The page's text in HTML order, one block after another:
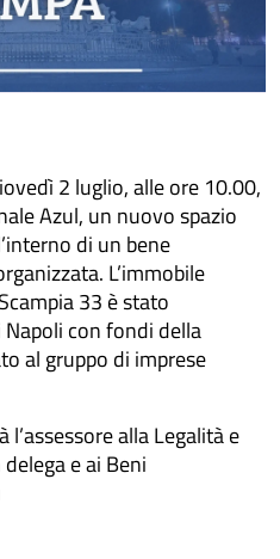
2 luglio, alle ore 10.00,
Azul, un nuovo spazio
di un bene
L’immobile
33 è stato
con fondi della
al gruppo di imprese
alla Legalità e
e ai Beni